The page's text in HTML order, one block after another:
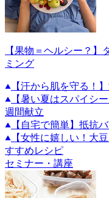
【果物＝ヘルシー？】
ミング
【汗から肌を守る！
【暑い夏はスパイシ
週間献立
【自宅で簡単】抵抗
【女性に嬉しい！大
すすめレシピ
セミナー・講座